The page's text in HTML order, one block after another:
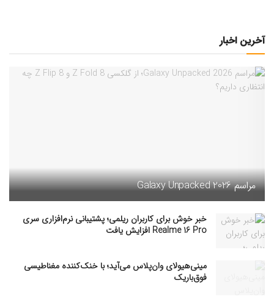
آخرین اخبار
مراسم Galaxy Unpacked 2026
خبر خوش برای کاربران ریلمی؛ پشتیبانی نرم‌افزاری سری
Realme 16 Pro افزایش یافت
مینی‌هیولای وان‌پلاس می‌آید؛ با خنک‌کننده مغناطیسی
فوق‌باریک